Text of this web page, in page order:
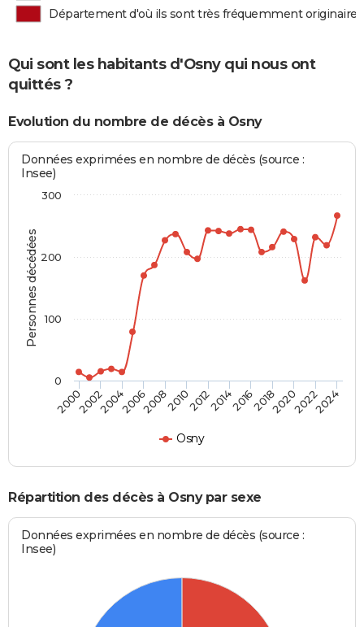
Département d'où ils sont très fréquemment originaires
Qui sont les habitants d'Osny qui nous ont
quittés ?
Evolution du nombre de décès à Osny
Personnes décédées
Données exprimées en nombre de décès (source :
Insee)
Osny
2000200220042006200820102012201420162018202020222024
0
100
200
300
Répartition des décès à Osny par sexe
Données exprimées en nombre de décès (source :
Insee)